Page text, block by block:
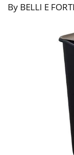
By BELLI E FORTI